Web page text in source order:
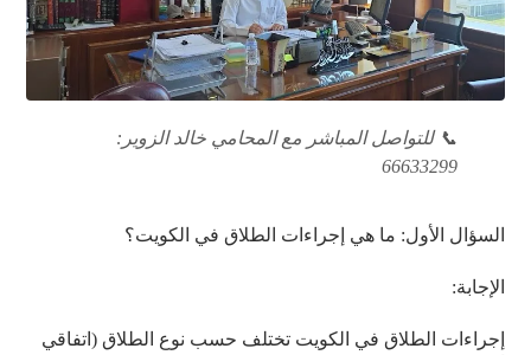
📞 للتواصل المباشر مع المحامي خالد الزوير:
66633299
السؤال الأول: ما هي إجراءات الطلاق في الكويت؟
الإجابة:
إجراءات الطلاق في الكويت تختلف حسب نوع الطلاق (اتفاقي